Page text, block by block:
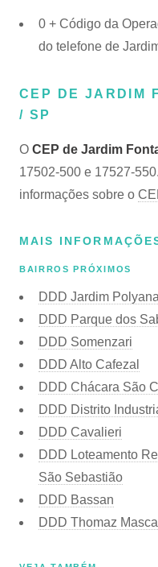
0 + Código da
do telefone de
CEP DE JARDIM
/ SP
O CEP de Jardim
17502-500 e 17527-
informações sobre o
MAIS
BAIRROS PRÓXIMOS
DDD Jardim Polyana
DDD Parque dos
DDD Somenzari
DDD Alto Cafezal
DDD Chácara São
DDD Distrito
DDD Cavalieri
DDD Loteamento
São Sebastião
DDD Bassan
DDD Thomaz